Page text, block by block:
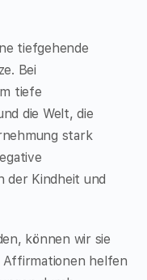
tiefgehende
Bei
tiefe
die Welt, die
stark
der Kindheit und
können wir sie
Affirmationen helfen